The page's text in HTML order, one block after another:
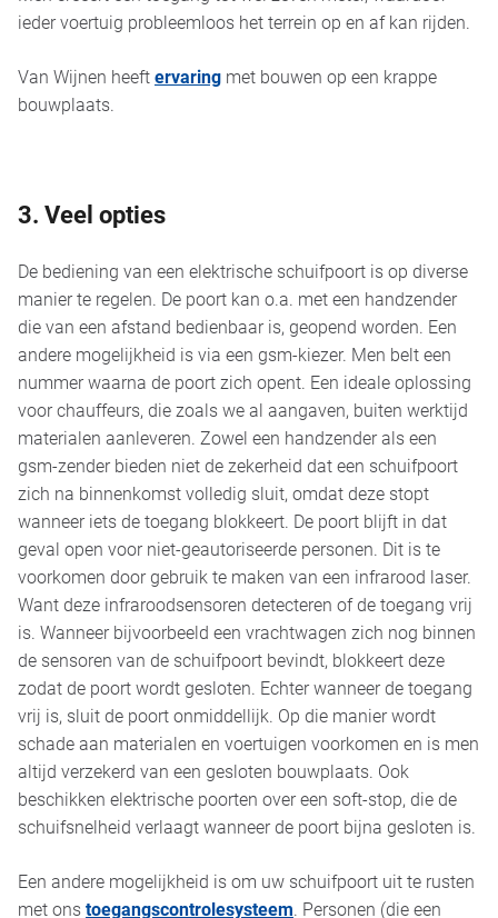
ieder voertuig probleemloos het terrein op en af kan rijden.
Van Wijnen heeftervaring met bouwen op een krappe
bouwplaats.
3. Veel opties
De bediening van een elektrische schuifpoort is op diverse
manier te regelen. De poort kan o.a. met een handzender
die van een afstand bedienbaar is, geopend worden. Een
andere mogelijkheid is via een gsm-kiezer. Men belt een
nummer waarna de poort zich opent. Een ideale oplossing
voor chauffeurs, die zoals we al aangaven, buiten werktijd
materialen aanleveren. Zowel een handzender als een
gsm-zender bieden niet de zekerheid dat een schuifpoort
zich na binnenkomst volledig sluit, omdat deze stopt
wanneer iets de toegang blokkeert. De poort blijft in dat
geval open voor niet-geautoriseerde personen. Dit is te
voorkomen door gebruik te maken van een infrarood laser.
Want deze infraroodsensoren detecteren of de toegang vrij
is. Wanneer bijvoorbeeld een vrachtwagen zich nog binnen
de sensoren van de schuifpoort bevindt, blokkeert deze
zodat de poort wordt gesloten. Echter wanneer de toegang
vrij is, sluit de poort onmiddellijk. Op die manier wordt
schade aan materialen en voertuigen voorkomen en is men
altijd verzekerd van een gesloten bouwplaats. Ook
beschikken elektrische poorten over een soft-stop, die de
schuifsnelheid verlaagt wanneer de poort bijna gesloten is.
Een andere mogelijkheid is om uw schuifpoort uit te rusten
met onstoegangscontrolesysteem. Personen (die een